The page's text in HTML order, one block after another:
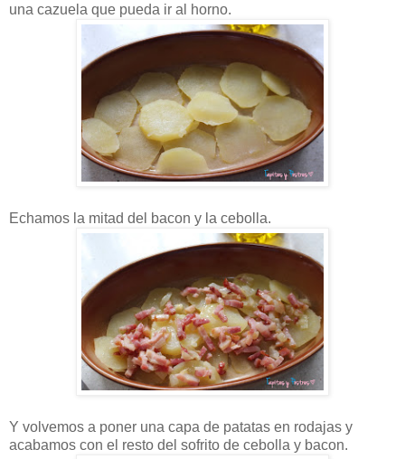
una cazuela que pueda ir al horno.
Echamos la mitad del bacon y la cebolla.
Y volvemos a poner una capa de patatas en rodajas y
acabamos con el resto del sofrito de cebolla y bacon.